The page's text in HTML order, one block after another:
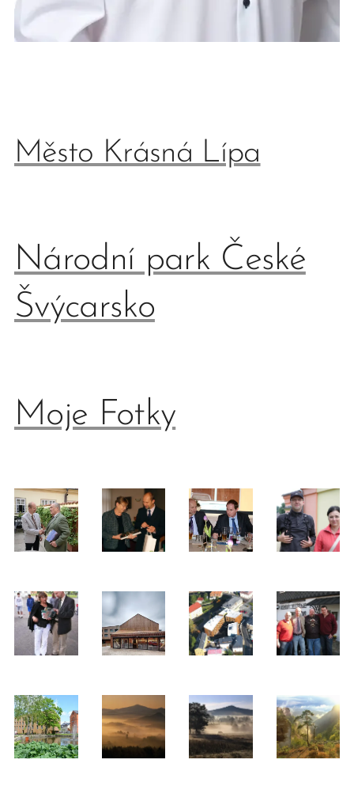
Město Krásná Lípa
Národní park České
Švýcarsko
Moje Fotky